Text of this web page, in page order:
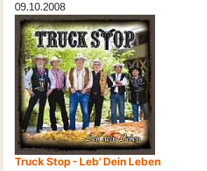
09.10.2008
Truck Stop - Leb' Dein Leben